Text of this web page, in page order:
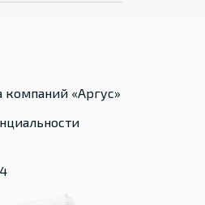
компаний «Аргус»